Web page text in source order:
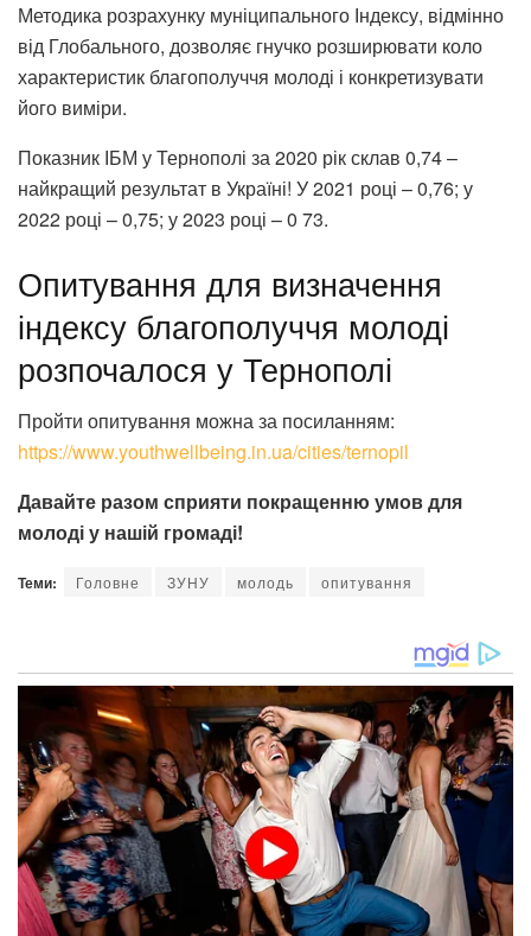
Методика розрахунку муніципального Індексу, відмінно
від Глобального, дозволяє гнучко розширювати коло
характеристик благополуччя молоді і конкретизувати
його виміри.
Показник ІБМ у Тернополі за 2020 рік склав 0,74 –
найкращий результат в Україні! У 2021 році – 0,76; у
2022 році – 0,75; у 2023 році – 0 73.
Опитування для визначення
індексу благополуччя молоді
розпочалося у Тернополі
Пройти опитування можна за посиланням:
https://www.youthwellbeing.in.ua/cities/ternopil
Давайте разом сприяти покращенню умов для
молоді у нашій громаді!
Теми: Головне ЗУНУ молодь опитування